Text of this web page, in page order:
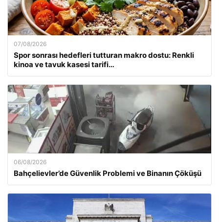
07/08/2026
Spor sonrası hedefleri tutturan makro dostu: Renkli
kinoa ve tavuk kasesi tarifi…
06/08/2026
Bahçelievler’de Güvenlik Problemi ve Binanın Çöküşü